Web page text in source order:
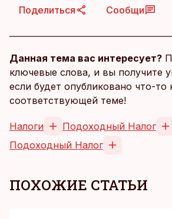
Поделиться Сообщи
Данная тема вас интересует?
ключевые слова, и вы получите
если будет опубликовано что-то
соответствующей теме!
Налоги
Подоходный Налог
Подоходный Налог
ПОХОЖИЕ СТАТЬИ